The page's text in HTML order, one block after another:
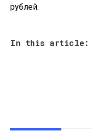
рублей.
In this article: